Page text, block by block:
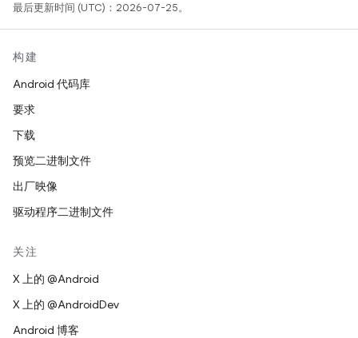
最后更新时间 (UTC)：2026-07-25。
构建
Android 代码库
要求
下载
预览二进制文件
出厂映像
驱动程序二进制文件
关注
X 上的 @Android
X 上的 @AndroidDev
Android 博客